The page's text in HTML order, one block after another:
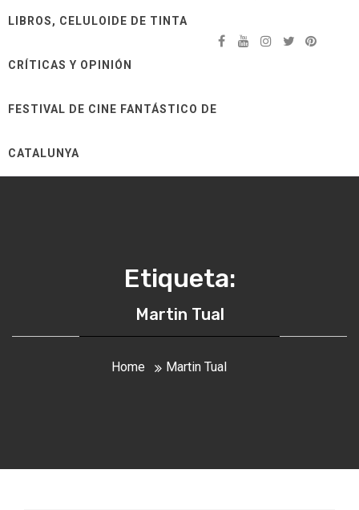
LIBROS, CELULOIDE DE TINTA
CRÍTICAS Y OPINIÓN
FESTIVAL DE CINE FANTÁSTICO DE
CATALUNYA
Etiqueta:
Martin Tual
Home Martin Tual